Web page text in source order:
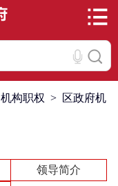
机构职权 > 区政府机
领导简介